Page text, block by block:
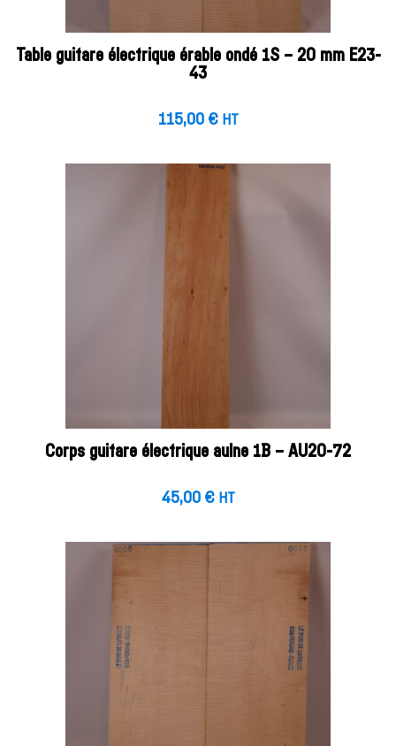
Table guitare électrique érable ondé 1S – 20 mm E23-
43
115,00 € HT
Corps guitare électrique aulne 1B – AU20-72
45,00 € HT